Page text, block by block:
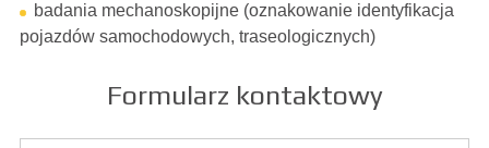
badania mechanoskopijne (oznakowanie identyfikacja
pojazdów samochodowych, traseologicznych)
Formularz kontaktowy